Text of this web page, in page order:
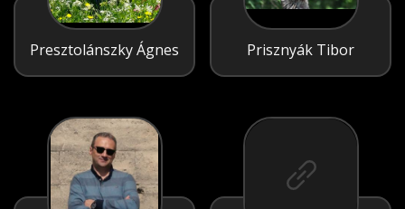
Presztolánszky Ágnes Prisznyák Tibor